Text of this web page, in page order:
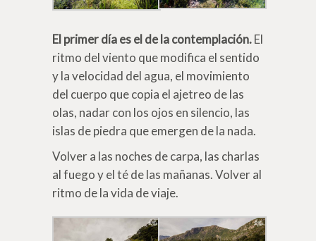
El primer día es el de la contemplación.El
ritmo del viento que modifica el sentido
y la velocidad del agua, el movimiento
del cuerpo que copia el ajetreo de las
olas, nadar con los ojos en silencio, las
islas de piedra que emergen de la nada.
Volver a las noches de carpa, las charlas
al fuego y el té de las mañanas. Volver al
ritmo de la vida de viaje.